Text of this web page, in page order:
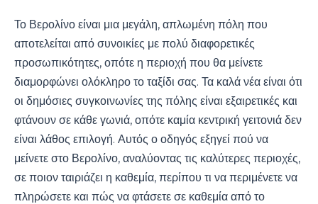
Το Βερολίνο είναι μια μεγάλη, απλωμένη πόλη που
αποτελείται από συνοικίες με πολύ διαφορετικές
προσωπικότητες, οπότε η περιοχή που θα μείνετε
διαμορφώνει ολόκληρο το ταξίδι σας. Τα καλά νέα είναι ότι
οι δημόσιες συγκοινωνίες της πόλης είναι εξαιρετικές και
φτάνουν σε κάθε γωνιά, οπότε καμία κεντρική γειτονιά δεν
είναι λάθος επιλογή. Αυτός ο οδηγός εξηγεί πού να
μείνετε στο Βερολίνο, αναλύοντας τις καλύτερες περιοχές,
σε ποιον ταιριάζει η καθεμία, περίπου τι να περιμένετε να
πληρώσετε και πώς να φτάσετε σε καθεμία από το